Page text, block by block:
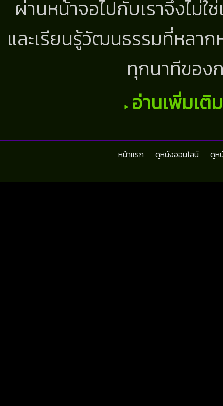
ผ่านหน้าจอไปกับเราจึงไม่
และเรียนรู้วัฒนธรรมที่หลา
ทุกนาทีขอ
อ่านเพิ่มเติ
หน้าแรก ดูหนังออนไลน์ ดูห